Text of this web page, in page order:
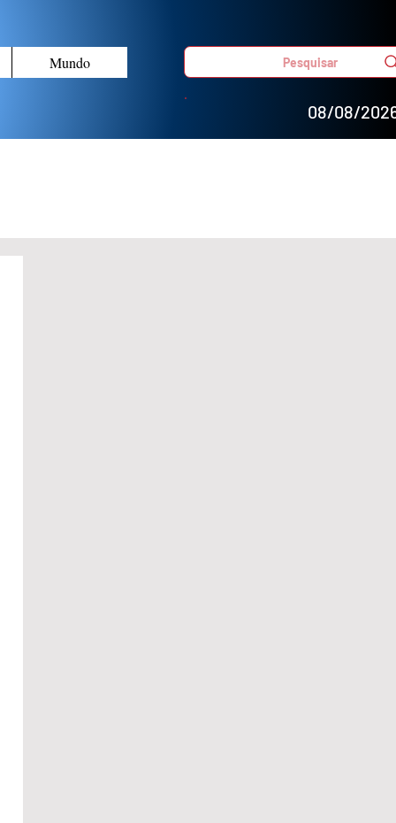
Mundo Pesquisar
08/08/